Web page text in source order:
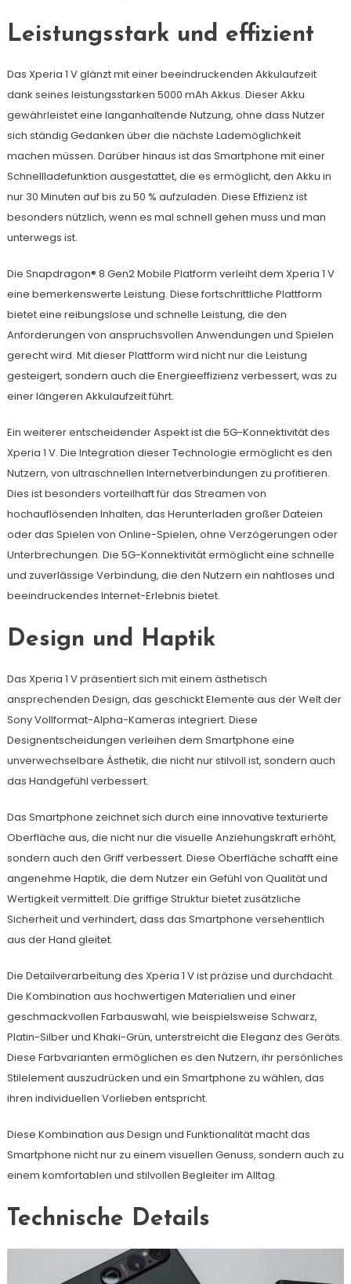
Leistungsstark und effizient
Das Xperia 1 V glänzt mit einer beeindruckenden Akkulaufzeit
dank seines leistungsstarken 5000 mAh Akkus. Dieser Akku
gewährleistet eine langanhaltende Nutzung, ohne dass Nutzer
sich ständig Gedanken über die nächste Lademöglichkeit
machen müssen. Darüber hinaus ist das Smartphone mit einer
Schnellladefunktion ausgestattet, die es ermöglicht, den Akku in
nur 30 Minuten auf bis zu 50 % aufzuladen. Diese Effizienz ist
besonders nützlich, wenn es mal schnell gehen muss und man
unterwegs ist.
Die Snapdragon® 8 Gen2 Mobile Platform verleiht dem Xperia 1 V
eine bemerkenswerte Leistung. Diese fortschrittliche Plattform
bietet eine reibungslose und schnelle Leistung, die den
Anforderungen von anspruchsvollen Anwendungen und Spielen
gerecht wird. Mit dieser Plattform wird nicht nur die Leistung
gesteigert, sondern auch die Energieeffizienz verbessert, was zu
einer längeren Akkulaufzeit führt.
Ein weiterer entscheidender Aspekt ist die 5G-Konnektivität des
Xperia 1 V. Die Integration dieser Technologie ermöglicht es den
Nutzern, von ultraschnellen Internetverbindungen zu profitieren.
Dies ist besonders vorteilhaft für das Streamen von
hochauflösenden Inhalten, das Herunterladen großer Dateien
oder das Spielen von Online-Spielen, ohne Verzögerungen oder
Unterbrechungen. Die 5G-Konnektivität ermöglicht eine schnelle
und zuverlässige Verbindung, die den Nutzern ein nahtloses und
beeindruckendes Internet-Erlebnis bietet.
Design und Haptik
Das Xperia 1 V präsentiert sich mit einem ästhetisch
ansprechenden Design, das geschickt Elemente aus der Welt der
Sony Vollformat-Alpha-Kameras integriert. Diese
Designentscheidungen verleihen dem Smartphone eine
unverwechselbare Ästhetik, die nicht nur stilvoll ist, sondern auch
das Handgefühl verbessert.
Das Smartphone zeichnet sich durch eine innovative texturierte
Oberfläche aus, die nicht nur die visuelle Anziehungskraft erhöht,
sondern auch den Griff verbessert. Diese Oberfläche schafft eine
angenehme Haptik, die dem Nutzer ein Gefühl von Qualität und
Wertigkeit vermittelt. Die griffige Struktur bietet zusätzliche
Sicherheit und verhindert, dass das Smartphone versehentlich
aus der Hand gleitet.
Die Detailverarbeitung des Xperia 1 V ist präzise und durchdacht.
Die Kombination aus hochwertigen Materialien und einer
geschmackvollen Farbauswahl, wie beispielsweise Schwarz,
Platin-Silber und Khaki-Grün, unterstreicht die Eleganz des Geräts.
Diese Farbvarianten ermöglichen es den Nutzern, ihr persönliches
Stilelement auszudrücken und ein Smartphone zu wählen, das
ihren individuellen Vorlieben entspricht.
Diese Kombination aus Design und Funktionalität macht das
Smartphone nicht nur zu einem visuellen Genuss, sondern auch zu
einem komfortablen und stilvollen Begleiter im Alltag.
Technische Details